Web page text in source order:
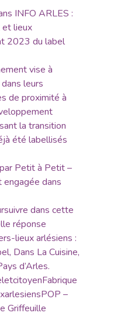
INFO ARLES :
et lieux
2023 du label
vise à
leurs
de proximité à
la transition
été labellisés
Petit à Petit –
dans
dans cette
réponse
lieux arlésiens :
Dans La Cuisine,
d’Arles.
–
Griffeuille